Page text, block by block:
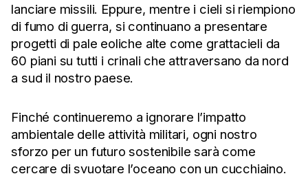
lanciare missili. Eppure, mentre i cieli si riempiono
di fumo di guerra, si continuano a presentare
progetti di pale eoliche alte come grattacieli da
60 piani su tutti i crinali che attraversano da nord
a sud il nostro paese.
Finché continueremo a ignorare l’impatto
ambientale delle attività militari, ogni nostro
sforzo per un futuro sostenibile sarà come
cercare di svuotare l’oceano con un cucchiaino.